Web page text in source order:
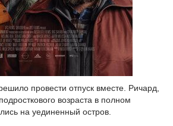
провести отпуск вместе. Ричард,
возраста в полном
на уединенный остров.